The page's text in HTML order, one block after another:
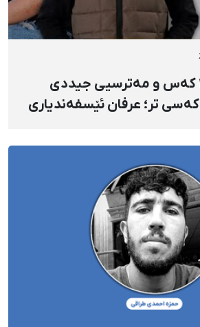
لەسێدارەدانی ۲ کەس و مەترسیی جیددی
لەسەر ژیانی ۱۰ کەسی تر؛ عرفان ئێسفەندیاری